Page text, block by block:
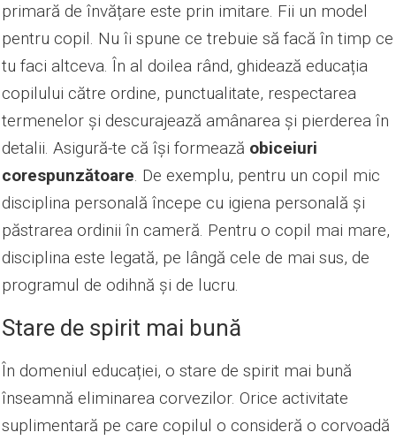
primară de învățare este prin imitare. Fii un model
pentru copil. Nu îi spune ce trebuie să facă în timp ce
tu faci altceva. În al doilea rând, ghidează educația
copilului către ordine, punctualitate, respectarea
termenelor și descurajează amânarea și pierderea în
detalii. Asigură-te că își formează obiceiuri
corespunzătoare. De exemplu, pentru un copil mic
disciplina personală începe cu igiena personală și
păstrarea ordinii în cameră. Pentru o copil mai mare,
disciplina este legată, pe lângă cele de mai sus, de
programul de odihnă și de lucru.
Stare de spirit mai bună
În domeniul educației, o stare de spirit mai bună
înseamnă eliminarea corvezilor. Orice activitate
suplimentară pe care copilul o consideră o corvoadă